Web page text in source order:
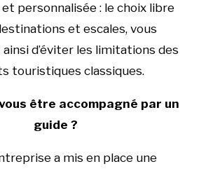
personnalisée : le choix libre
et escales, vous
d’éviter les limitations des
touristiques classiques.
être accompagné par un
guide ?
a mis en place une